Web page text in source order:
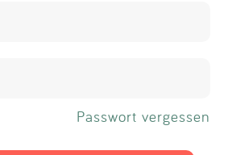
Passwort vergessen